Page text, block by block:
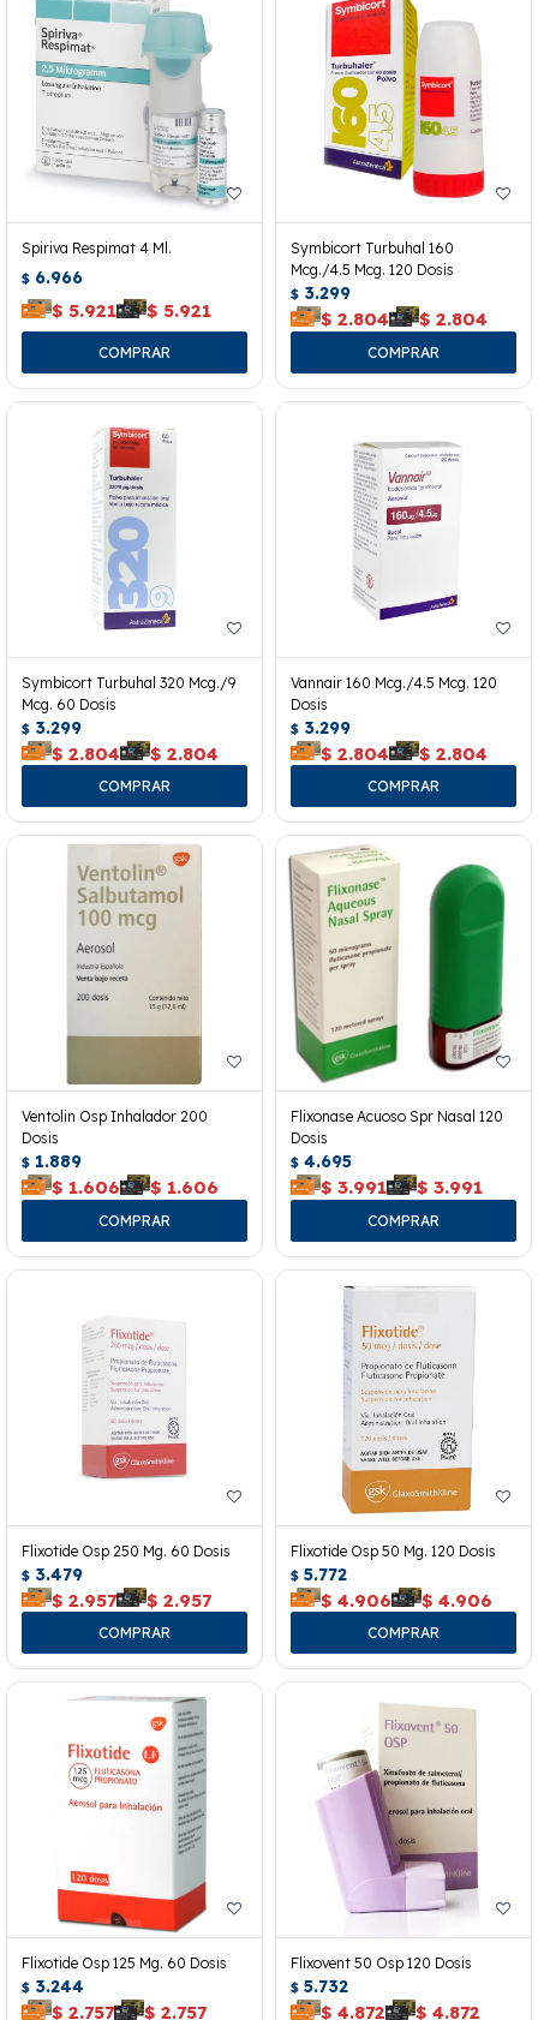
Spiriva Respimat 4 Ml.
$ 6.966
$ 5.921 $ 5.921
Symbicort Turbuhal 160
Mcg./4.5 Mcg. 120 Dosis
$ 3.299
$ 2.804 $ 2.804
Symbicort Turbuhal 320 Mcg./9
Mcg. 60 Dosis
$ 3.299
$ 2.804 $ 2.804
Vannair 160 Mcg./4.5 Mcg. 120
Dosis
$ 3.299
$ 2.804 $ 2.804
Ventolin Osp Inhalador 200
Dosis
$ 1.889
$ 1.606 $ 1.606
Flixonase Acuoso Spr Nasal 120
Dosis
$ 4.695
$ 3.991 $ 3.991
Flixotide Osp 250 Mg. 60 Dosis
$ 3.479
$ 2.957 $ 2.957
Flixotide Osp 50 Mg. 120 Dosis
$ 5.772
$ 4.906 $ 4.906
Flixotide Osp 125 Mg. 60 Dosis
$ 3.244
$ 2.757 $ 2.757
Flixovent 50 Osp 120 Dosis
$ 5.732
$ 4.872 $ 4.872